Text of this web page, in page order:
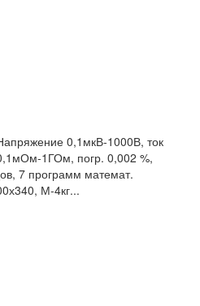
0,1мкВ-1000В, ток
1ГОм, погр. 0,002 %,
7 программ математ.
М-4кг...